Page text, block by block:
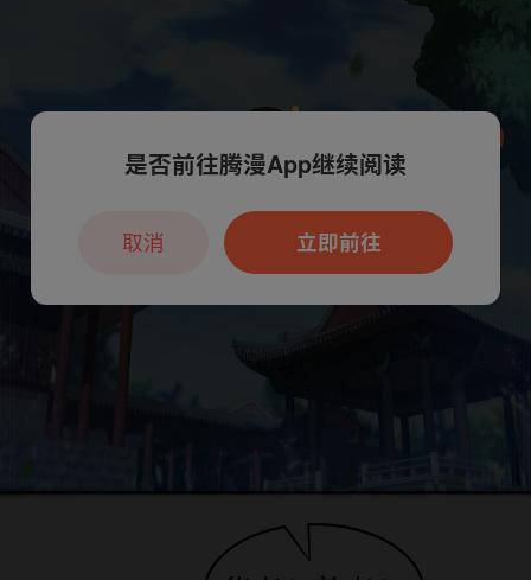
本章节仅支持App阅读，可打开App新用
户7天免费看
是否前往腾漫App继续阅读
立即前往
取消